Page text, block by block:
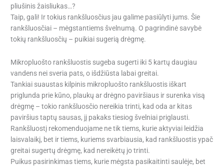
pliušinis žaisliukas…?
Taip, gali! Ir tokius rankšluosčius jau galime pasiūlyti jums. Šie
rankšluosčiai – mėgstantiems švelnumą. O pagrindinė savybė
tokių rankšluosčių – puikiai sugerią drėgmę.
Mikropluošto rankšluostis sugeba sugerti iki 5 kartų daugiau
vandens nei sveria pats, o išdžiūsta labai greitai.
Tankiai suaustas kilpinis mikropluošto rankšluostis iškart
priglunda prie kūno, plaukų ar drėgno paviršiaus ir surenka visą
drėgmę – tokio rankšluosčio nereikia trinti, kad oda ar kitas
paviršius taptų sausas, jį pakaks tiesiog švelniai priglausti.
Rankšluostį rekomenduojame ne tik tiems, kurie aktyviai leidžia
laisvalaikį, bet ir tiems, kuriems svarbiausia, kad rankšluostis ypač
greitai sugertų drėgmę, kad nereikėtų jo trinti.
Puikus pasirinkimas tiems, kurie mėgsta pasikaitinti saulėje, bet